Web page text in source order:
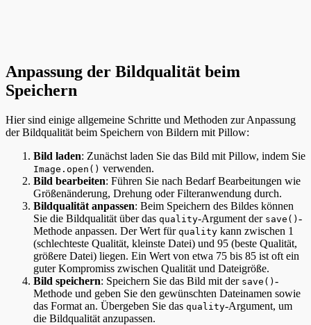
Anpassung der Bildqualität beim
Speichern
Hier sind einige allgemeine Schritte und Methoden zur Anpassung
der Bildqualität beim Speichern von Bildern mit Pillow:
Bild laden: Zunächst laden Sie das Bild mit Pillow, indem Sie
Image.open() verwenden.
Bild bearbeiten: Führen Sie nach Bedarf Bearbeitungen wie
Größenänderung, Drehung oder Filteranwendung durch.
Bildqualität anpassen: Beim Speichern des Bildes können
Sie die Bildqualität über das quality-Argument der save() -
Methode anpassen. Der Wert für quality kann zwischen 1
(schlechteste Qualität, kleinste Datei) und 95 (beste Qualität,
größere Datei) liegen. Ein Wert von etwa 75 bis 85 ist oft ein
guter Kompromiss zwischen Qualität und Dateigröße.
Bild speichern: Speichern Sie das Bild mit der save() -
Methode und geben Sie den gewünschten Dateinamen sowie
das Format an. Übergeben Sie das quality-Argument, um
die Bildqualität anzupassen.